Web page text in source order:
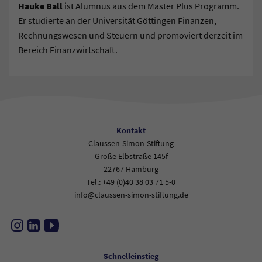
Hauke Ball ist Alumnus aus dem Master Plus Programm.
Er studierte an der Universität Göttingen Finanzen,
Rechnungswesen und Steuern und promoviert derzeit im
Bereich Finanzwirtschaft.
Kontakt
Claussen-Simon-Stiftung
Große Elbstraße 145f
22767 Hamburg
Tel.: +49 (0)40 38 03 71 5-0
info@claussen-simon-stiftung.de
Schnelleinstieg